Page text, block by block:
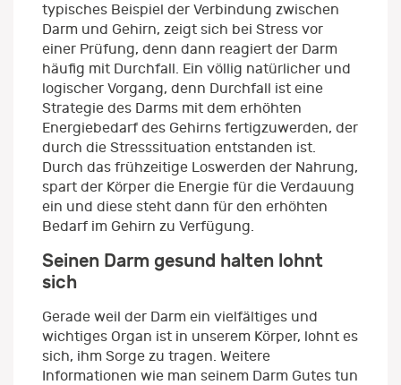
typisches Beispiel der Verbindung zwischen
Darm und Gehirn, zeigt sich bei Stress vor
einer Prüfung, denn dann reagiert der Darm
häufig mit Durchfall. Ein völlig natürlicher und
logischer Vorgang, denn Durchfall ist eine
Strategie des Darms mit dem erhöhten
Energiebedarf des Gehirns fertigzuwerden, der
durch die Stresssituation entstanden ist.
Durch das frühzeitige Loswerden der Nahrung,
spart der Körper die Energie für die Verdauung
ein und diese steht dann für den erhöhten
Bedarf im Gehirn zu Verfügung.
Seinen Darm gesund halten lohnt
sich
Gerade weil der Darm ein vielfältiges und
wichtiges Organ ist in unserem Körper, lohnt es
sich, ihm Sorge zu tragen. Weitere
Informationen wie man seinem Darm Gutes tun